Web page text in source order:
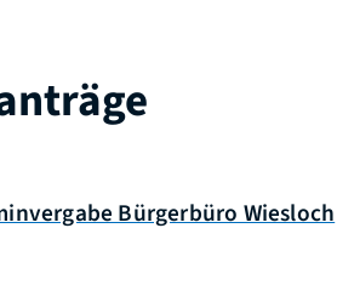
Bürgerbüro Wiesloch